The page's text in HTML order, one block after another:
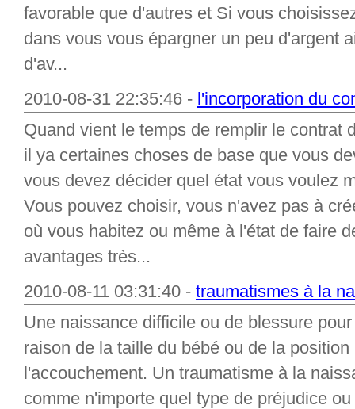
favorable que d'autres et Si vous
dans vous vous épargner un peu d'argent
d'av...
2010-08-31 22:35:46 - l'incorporation du
Quand vient le temps de remplir le contrat
il ya certaines choses de base que vous
vous devez décider quel état vous voulez
Vous pouvez choisir, vous n'avez pas à
où vous habitez ou même à l'état de faire
avantages très...
2010-08-11 03:31:40 - traumatismes à la
Une naissance difficile ou de blessure
raison de la taille du bébé ou de la
l'accouchement. Un traumatisme à la
comme n'importe quel type de préjudice